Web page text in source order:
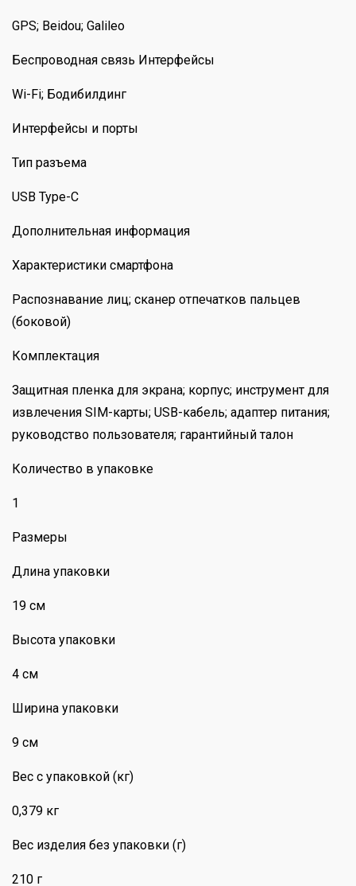
GPS; Beidou; Galileo
Беспроводная связь Интерфейсы
Wi-Fi; Бодибилдинг
Интерфейсы и порты
Тип разъема
USB Type-C
Дополнительная информация
Характеристики смартфона
Распознавание лиц; сканер отпечатков пальцев
(боковой)
Комплектация
Защитная пленка для экрана; корпус; инструмент для
извлечения SIM-карты; USB-кабель; адаптер питания;
руководство пользователя; гарантийный талон
Количество в упаковке
1
Размеры
Длина упаковки
19 см
Высота упаковки
4 см
Ширина упаковки
9 см
Вес с упаковкой (кг)
0,379 кг
Вес изделия без упаковки (г)
210 г